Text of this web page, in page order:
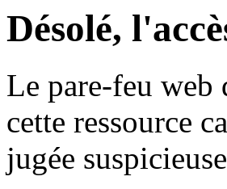
Désolé,
Le pare-feu web
cette ressource
jugée